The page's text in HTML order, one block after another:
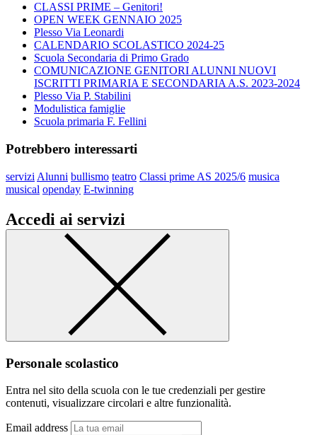
CLASSI PRIME – Genitori!
OPEN WEEK GENNAIO 2025
Plesso Via Leonardi
CALENDARIO SCOLASTICO 2024-25
Scuola Secondaria di Primo Grado
COMUNICAZIONE GENITORI ALUNNI NUOVI
ISCRITTI PRIMARIA E SECONDARIA A.S. 2023-2024
Plesso Via P. Stabilini
Modulistica famiglie
Scuola primaria F. Fellini
Potrebbero interessarti
servizi Alunni bullismo teatro Classi prime AS 2025/6 musica
musical openday E-twinning
Accedi ai servizi
Personale scolastico
Entra nel sito della scuola con le tue credenziali per gestire
contenuti, visualizzare circolari e altre funzionalità.
Email address